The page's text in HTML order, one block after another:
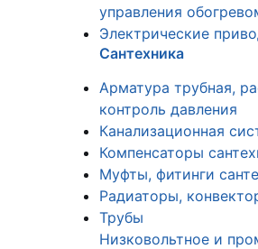
управления
Электрические
Сантехника
Арматура трубная,
контроль давления
Канализационная
Компенсаторы
Муфты, фитинги
Радиаторы,
Трубы
Низковольтное и